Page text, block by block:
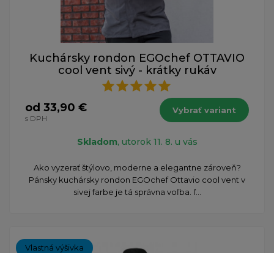
Kuchársky rondon EGOchef OTTAVIO
cool vent sivý - krátky rukáv
od 33,90 €
s DPH
Vybrať variant
Skladom, utorok 11. 8. u vás
Ako vyzerať štýlovo, moderne a elegantne zároveň?
Pánsky kuchársky rondon EGOchef Ottavio cool vent v
sivej farbe je tá správna voľba. ľ...
Vlastná výšivka